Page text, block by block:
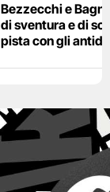
Bezzecchi e
di sventura e di
pista con gli